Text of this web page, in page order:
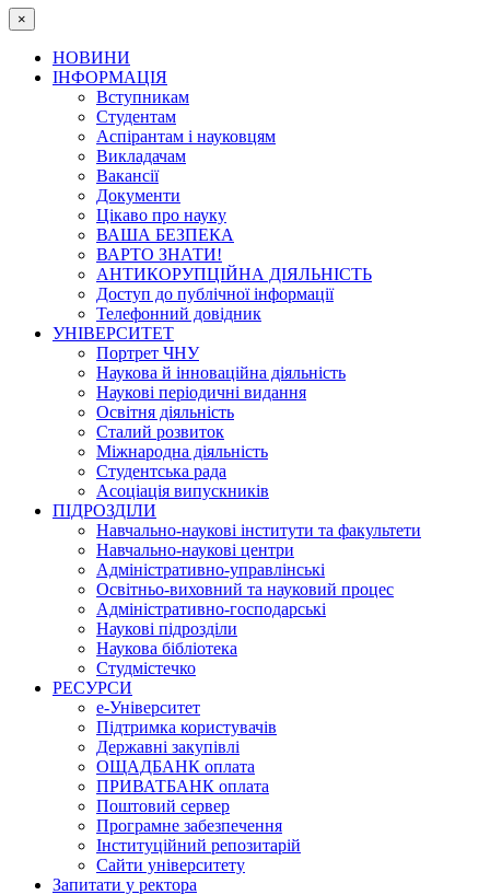
×
НОВИНИ
ІНФОРМАЦІЯ
Вступникам
Студентам
Аспірантам і науковцям
Викладачам
Вакансії
Документи
Цікаво про науку
ВАША БЕЗПЕКА
ВАРТО ЗНАТИ!
АНТИКОРУПЦІЙНА ДІЯЛЬНІСТЬ
Доступ до публічної інформації
Телефонний довідник
УНІВЕРСИТЕТ
Портрет ЧНУ
Наукова й інноваційна діяльність
Наукові періодичні видання
Освітня діяльність
Сталий розвиток
Міжнародна діяльність
Студентська рада
Асоціація випускників
ПІДРОЗДІЛИ
Навчально-наукові інститути та факультети
Навчально-наукові центри
Адміністративно-управлінські
Освітньо-виховний та науковий процес
Адміністративно-господарські
Наукові підрозділи
Наукова бібліотека
Студмістечко
РЕСУРСИ
е-Університет
Підтримка користувачів
Державні закупівлі
ОЩАДБАНК оплата
ПРИВАТБАНК оплата
Поштовий сервер
Програмне забезпечення
Інституційний репозитарій
Сайти університету
Запитати у ректора